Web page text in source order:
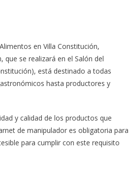
en Villa Constitución,
que se realizará en el Salón del
está destinado a todas
hasta productores y
y calidad de los productos que
de manipulador es obligatoria para
para cumplir con este requisito